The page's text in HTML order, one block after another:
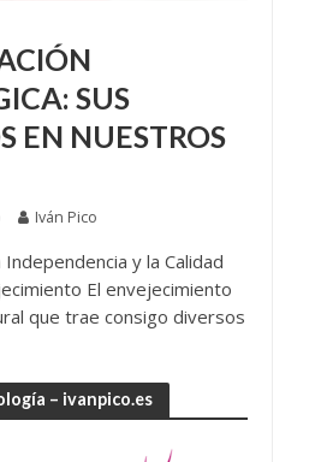
SUS
EN NUESTROS
Iván Pico
Independencia y la Calidad
El envejecimiento
que trae consigo diversos
– ivanpico.es